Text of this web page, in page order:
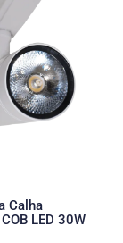
Calha
LED 30W